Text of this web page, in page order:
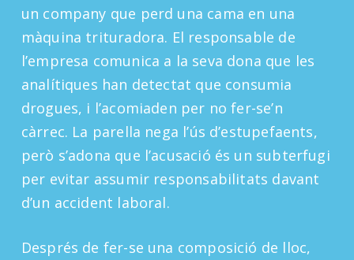
un company que perd una cama en una
màquina trituradora. El responsable de
l’empresa comunica a la seva dona que les
analítiques han detectat que consumia
drogues, i l’acomiaden per no fer-se’n
càrrec. La parella nega l’ús d’estupefaents,
però s’adona que l’acusació és un subterfugi
per evitar assumir responsabilitats davant
d’un accident laboral.
Després de fer-se una composició de lloc,